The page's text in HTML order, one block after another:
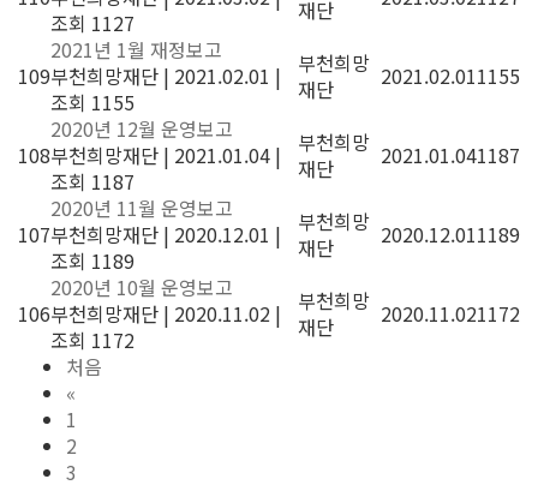
조회 1127
재단
109
2021년 1월 재정보고
부천희망재단 | 2021.02.01 |
조회 1155
부천희망
재단
2021.02.011155
108
2020년 12월 운영보고
부천희망재단 | 2021.01.04 |
조회 1187
부천희망
재단
2021.01.041187
107
2020년 11월 운영보고
부천희망재단 | 2020.12.01 |
조회 1189
부천희망
재단
2020.12.011189
106
2020년 10월 운영보고
부천희망재단 | 2020.11.02 |
조회 1172
부천희망
재단
2020.11.021172
처음
«
1
2
3